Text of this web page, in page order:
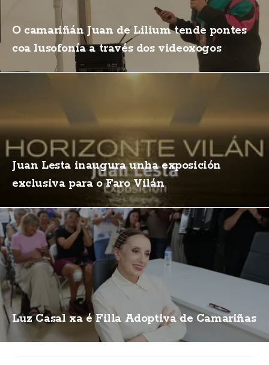
O camariñán Juan de Lilium tende pontes
coa lusofonía a través dos videoxogos
Juan Lesta inaugura unha exposición
exclusiva para o Faro Vilán
Luz Casal xa é Filla Adoptiva de Camariñas